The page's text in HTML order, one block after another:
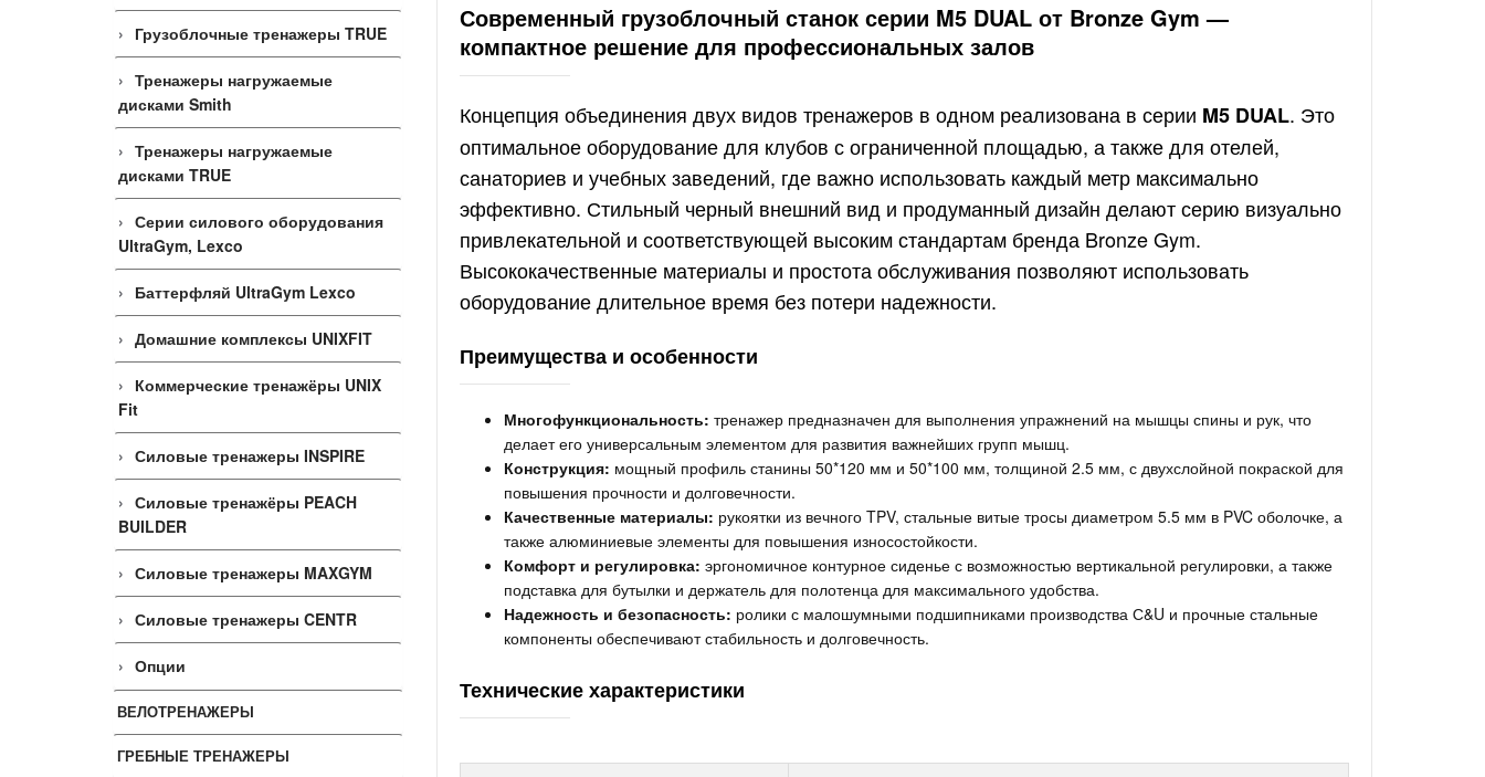
Грузоблочные тренажеры TRUE
Тренажеры нагружаемые
дисками Smith
Тренажеры нагружаемые
дисками TRUE
Серии силового оборудования
UltraGym, Lexco
Баттерфляй UltraGym Lexco
Домашние комплексы UNIXFIT
Коммерческие тренажёры UNIX
Fit
Силовые тренажеры INSPIRE
Силовые тренажёры PEACH
BUILDER
Силовые тренажеры MAXGYM
Силовые тренажеры CENTR
Опции
ВЕЛОТРЕНАЖЕРЫ
ГРЕБНЫЕ ТРЕНАЖЕРЫ
Современный грузоблочный станок серии M5 DUAL от Bronze Gym —
компактное решение для профессиональных залов
Концепция объединения двух видов тренажеров в одном реализована в серии M5 DUAL. Это
оптимальное оборудование для клубов с ограниченной площадью, а также для отелей,
санаториев и учебных заведений, где важно использовать каждый метр максимально
эффективно. Стильный черный внешний вид и продуманный дизайн делают серию визуально
привлекательной и соответствующей высоким стандартам бренда Bronze Gym.
Высококачественные материалы и простота обслуживания позволяют использовать
оборудование длительное время без потери надежности.
Преимущества и особенности
Многофункциональность: тренажер предназначен для выполнения упражнений на мышцы спины и рук, что
делает его универсальным элементом для развития важнейших групп мышц.
Конструкция: мощный профиль станины 50*120 мм и 50*100 мм, толщиной 2.5 мм, с двухслойной покраской для
повышения прочности и долговечности.
Качественные материалы: рукоятки из вечного TPV, стальные витые тросы диаметром 5.5 мм в PVC оболочке, а
также алюминиевые элементы для повышения износостойкости.
Комфорт и регулировка: эргономичное контурное сиденье с возможностью вертикальной регулировки, а также
подставка для бутылки и держатель для полотенца для максимального удобства.
Надежность и безопасность: ролики с малошумными подшипниками производства С&U и прочные стальные
компоненты обеспечивают стабильность и долговечность.
Технические характеристики